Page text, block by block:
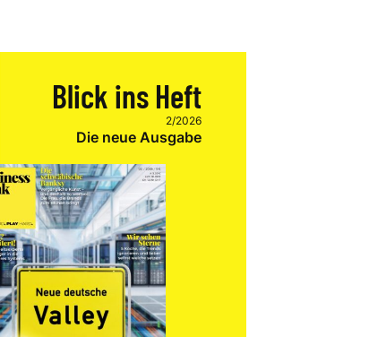
Blick ins Heft
2/2026
Die neue Ausgabe